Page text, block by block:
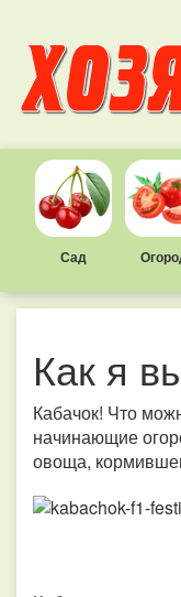
Сад
Как я
Кабачок! Что
начинающие
овоща,